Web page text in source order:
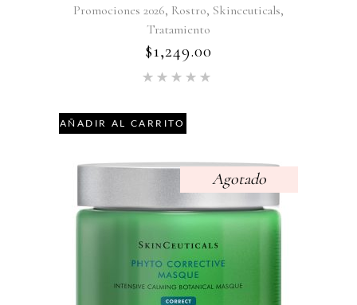
Promociones 2026, Rostro, Skinceuticals,
Tratamiento
$1,249.00
AÑADIR AL CARRITO
Agotado